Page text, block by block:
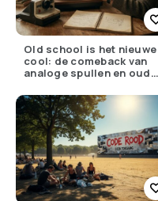
Old school is het nieuwe
cool: de comeback van
analoge spullen en oude